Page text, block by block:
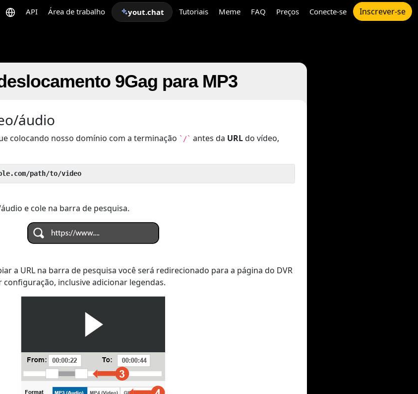
API Área de trabalho yout.chat Tutoriais Meme FAQ Preços Conecte-se Inscrever-se
9Gag para MP3
áudio
colocando nosso domínio com a terminação `/` antes da URLdo vídeo,
path/to/video
e cole na barra de pesquisa.
a URL na barra de pesquisa você será redirecionado para a página do DVR
inclusive adicionar legendas.